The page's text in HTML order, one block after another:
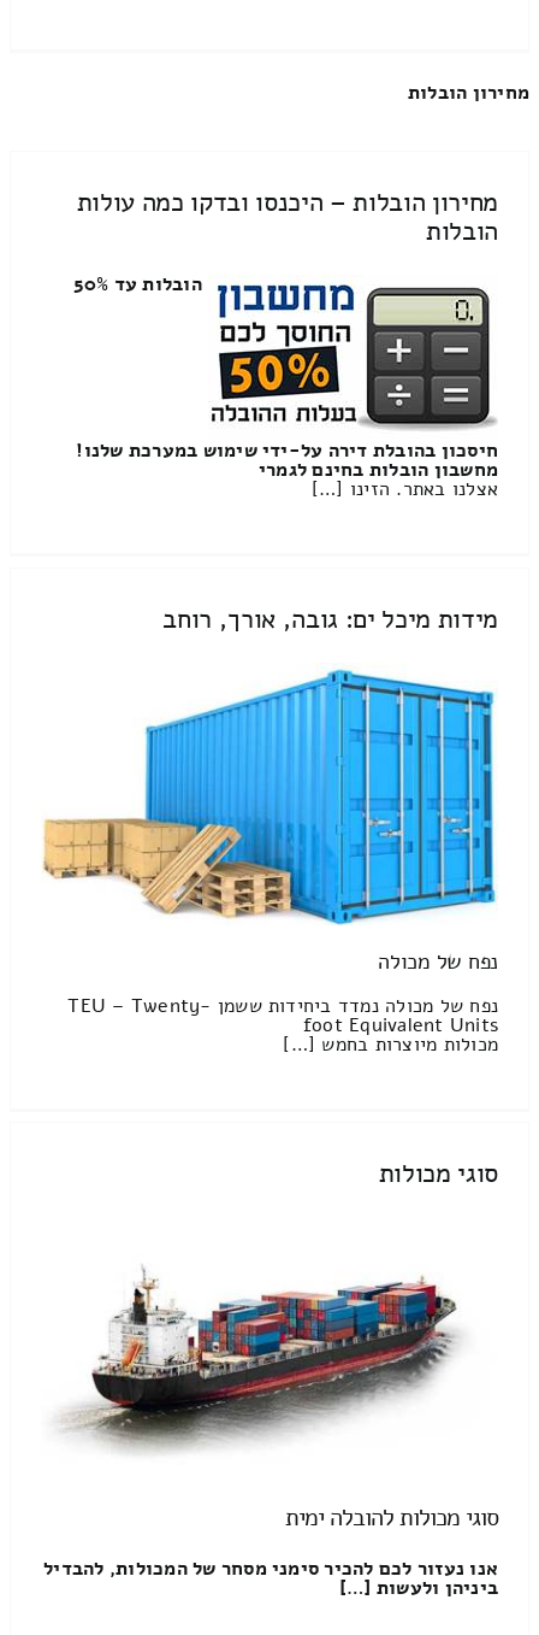
מחירון הובלות
מחירון הובלות – היכנסו ובדקו כמה עולות
הובלות
הובלות עד 50%
חיסכון בהובלת דירה על-ידי שימוש במערכת שלנו!
מחשבון הובלות בחינם לגמרי
אצלנו באתר. הזינו […]
מידות מיכל ים: גובה, אורך, רוחב
נפח של מכולה
נפח של מכולה נמדד ביחידות ששמן TEU – Twenty-
foot Equivalent Units
מכולות מיוצרות בחמש […]
סוגי מכולות
סוגי מכולות להובלה ימית
אנו נעזור לכם להכיר סימני מסחר של המכולות, להבדיל
ביניהן ולעשות […]